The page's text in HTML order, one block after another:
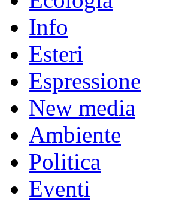
Info
Esteri
Espressione
New media
Ambiente
Politica
Eventi